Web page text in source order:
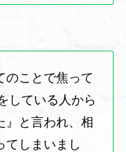
のことで焦って
している人から
』と言われ、相
てしまいまし